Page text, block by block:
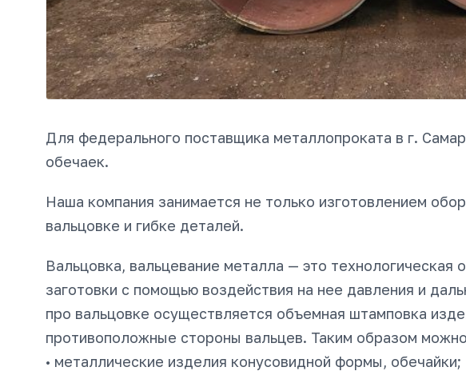
Для федерального поставщика металлопроката в г.
обечаек.
Наша компания занимается не только изготовлением
вальцовке и гибке деталей.
Вальцовка, вальцевание металла — это технологическая
заготовки с помощью воздействия на нее давления и
про вальцовке осуществляется объемная штамповка
противоположные стороны вальцев. Таким образом
• металлические изделия конусовидной формы, обечайки;